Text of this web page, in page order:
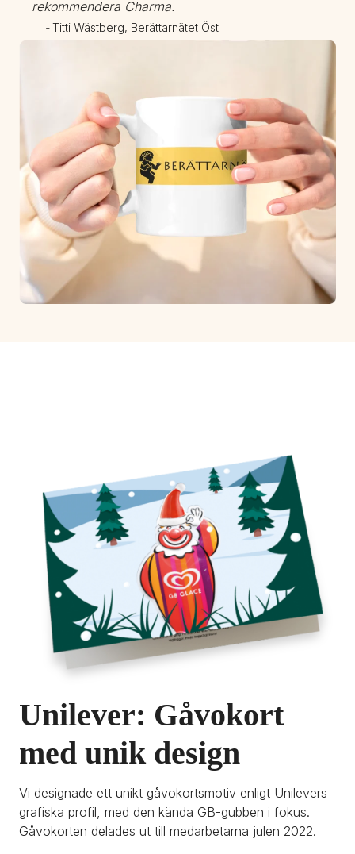
rekommendera Charma.
- Titti Wästberg, Berättarnätet Öst
Unilever: Gåvokort
med unik design
Vi designade ett unikt gåvokortsmotiv enligt Unilevers
grafiska profil, med den kända GB-gubben i fokus.
Gåvokorten delades ut till medarbetarna julen 2022.